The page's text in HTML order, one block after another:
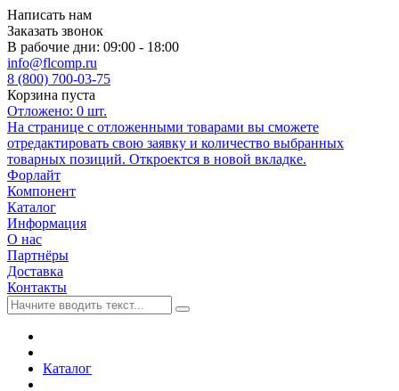
Написать нам
Заказать звонок
В рабочие дни: 09:00 - 18:00
info@flcomp.ru
8 (800) 700-03-75
Корзина пуста
Отложено: 0 шт.
На странице с отложенными товарами вы сможете
отредактировать свою заявку и количество выбранных
товарных позиций. Откроектся в новой вкладке.
Форлайт
Компонент
Каталог
Информация
О нас
Партнёры
Доставка
Контакты
Каталог